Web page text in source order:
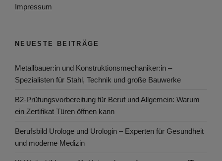
Impressum
NEUESTE BEITRÄGE
Metallbauer:in und Konstruktionsmechaniker:in –
Spezialisten für Stahl, Technik und große Bauwerke
B2-Prüfungsvorbereitung für Beruf und Allgemein: Warum
ein Zertifikat Türen öffnen kann
Berufsbild Urologe und Urologin – Experten für Gesundheit
und moderne Medizin